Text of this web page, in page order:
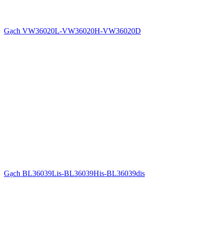
Gạch VW36020L-VW36020H-VW36020D
Gạch BL36039Lis-BL36039His-BL36039dis